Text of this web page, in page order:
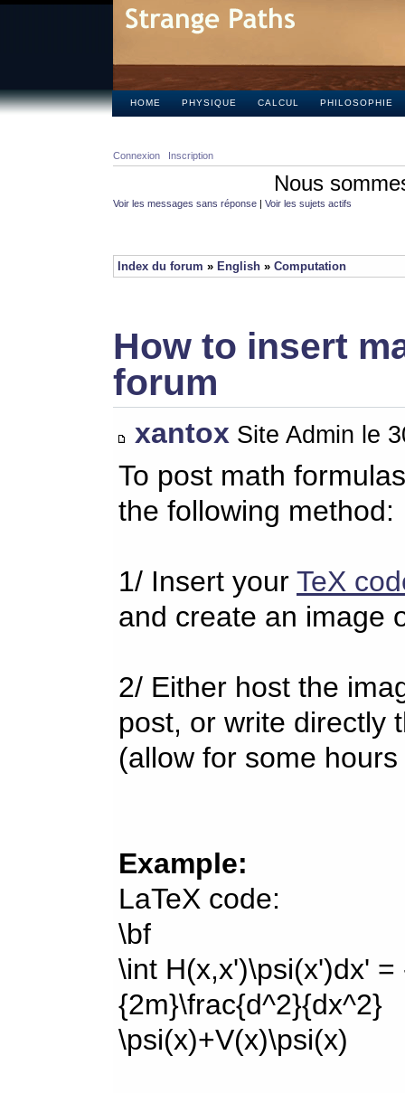
HOME PHYSIQUE CALCUL PHILOSOPHIE
Connexion Inscription
Nous
Voir les messages sans réponse | Voir les sujets actifs
Index du forum » English » Computation
How to insert
forum
xantox Site Admin le
To post math
the following method:
1/ Insert your TeX
and create an image
2/ Either host the
post, or write directly
(allow for some
Example:
LaTeX code:
\bf
\int H(x,x')\psi(x')dx'
{2m}\frac{d^2}{dx^2}
\psi(x)+V(x)\psi(x)